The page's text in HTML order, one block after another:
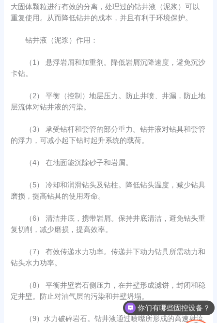
大固体颗粒进行有效的分离，处理过的钻井液（泥浆）可以
重复使用。从而降低钻井的成本，并且有利于环境保护。
钻井液（泥浆）作用：
（1） 悬浮岩屑和加重剂。降低岩屑沉降速度，避免沉沙
卡钻。
（2） 平衡（控制）地层压力。防止井喷、井漏，防止地
层流体对钻井液的污染。
（3） 承受钻杆和套管的部分重力。钻井液对钻具和套管
的浮力，可减小起下钻时起升系统的载荷。
（4） 在地面能沉除砂子和岩屑。
（5） 冷却和润滑钻头及钻柱。降低钻头温度，减少钻具
磨损，提高钻具的使用寿命。
（6） 清洁井底，携带岩屑。保持井底清洁，避免钻头重
复切削，减少磨损，提高效率。
（7） 有效传递水力功率。传递井下动力钻具所需动力和
钻头水力功率。
（8） 平衡井壁岩石侧压力，在井壁形成滤饼，封闭和稳
定井壁。防止对油气层的污染和井壁坍塌。
（9）水力破碎岩石。钻井液通过喷嘴所形成的高速射流
你们有哪些固控设备？